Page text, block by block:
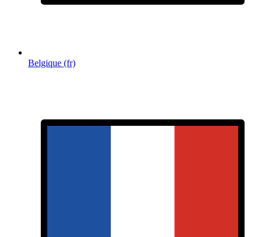
Belgique (fr)